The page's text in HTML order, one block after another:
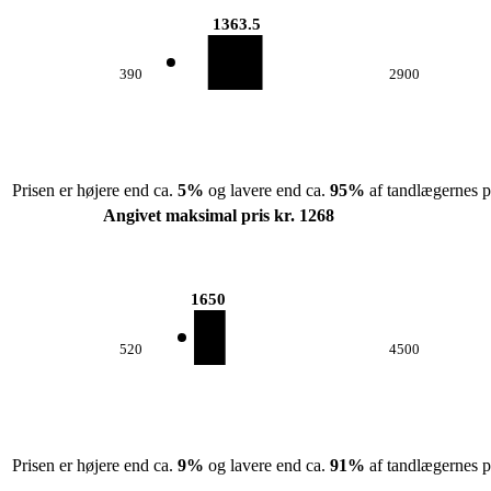
390
1363.5
2900
Prisen er højere end ca. 5% og lavere end ca. 95% af tandlægernes
Angivet maksimal pris kr. 1268
520
1650
4500
Prisen er højere end ca. 9% og lavere end ca. 91% af tandlægernes